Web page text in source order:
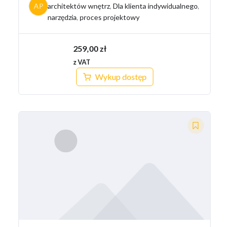
AP architektów wnętrz, Dla klienta indywidualnego,
narzędzia, proces projektowy
259,00 zł
z VAT
Wykup dostęp